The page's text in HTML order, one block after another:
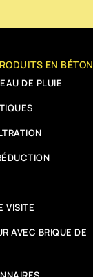
EN BÉTON
DE PLUIE
VISITE
AVEC BRIQUE DE